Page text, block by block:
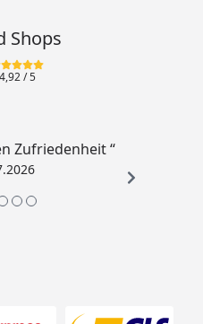
Shops
4,92/ 5
Zufriedenheit “